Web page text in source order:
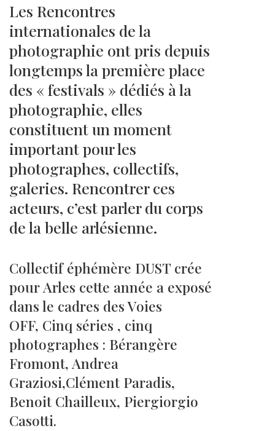
Les Rencontres
internationales de la
photographie ont pris depuis
longtemps la première place
des « festivals » dédiés à la
photographie, elles
constituent un moment
important pour les
photographes, collectifs,
galeries. Rencontrer ces
acteurs, c’est parler du corps
de la belle arlésienne.
Collectif éphémère DUST crée
pour Arles cette année a exposé
dans le cadres des Voies
OFF, Cinq séries , cinq
photographes : Bérangère
Fromont, Andrea
Graziosi,Clément Paradis,
Benoit Chailleux, Piergiorgio
Casotti.